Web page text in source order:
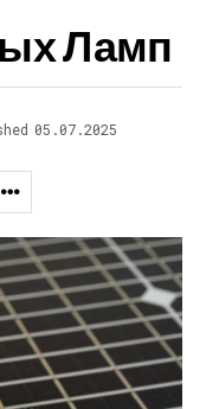
Ламп
05.07.2025